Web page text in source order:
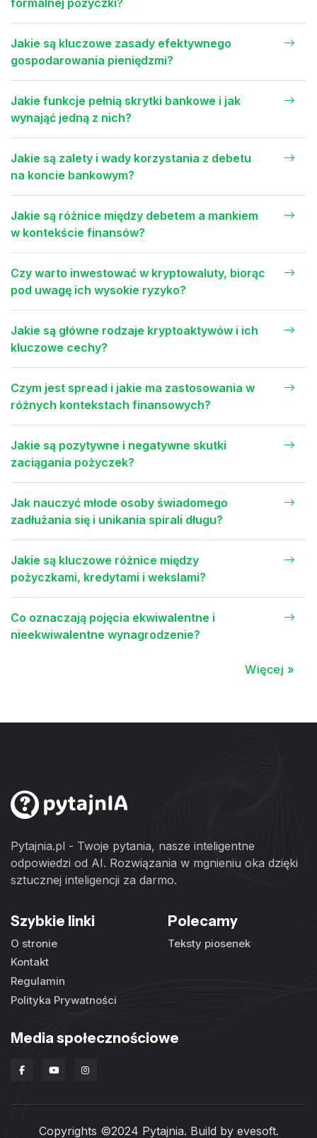
formalnej pożyczki?
Jakie są kluczowe zasady efektywnego
gospodarowania pieniędzmi?
Jakie funkcje pełnią skrytki bankowe i jak
wynająć jedną z nich?
Jakie są zalety i wady korzystania z debetu
na koncie bankowym?
Jakie są różnice między debetem a mankiem
w kontekście finansów?
Czy warto inwestować w kryptowaluty, biorąc
pod uwagę ich wysokie ryzyko?
Jakie są główne rodzaje kryptoaktywów i ich
kluczowe cechy?
Czym jest spread i jakie ma zastosowania w
różnych kontekstach finansowych?
Jakie są pozytywne i negatywne skutki
zaciągania pożyczek?
Jak nauczyć młode osoby świadomego
zadłużania się i unikania spirali długu?
Jakie są kluczowe różnice między
pożyczkami, kredytami i wekslami?
Co oznaczają pojęcia ekwiwalentne i
nieekwiwalentne wynagrodzenie?
Więcej »
Pytajnia.pl - Twoje pytania, nasze inteligentne
odpowiedzi od AI. Rozwiązania w mgnieniu oka dzięki
sztucznej inteligencji za darmo.
Szybkie linki
O stronie
Kontakt
Regulamin
Polityka Prywatności
Polecamy
Teksty piosenek
Media społecznościowe
Copyrights ©2024 Pytajnia. Build by evesoft.